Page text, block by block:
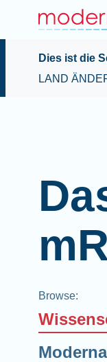
Dies ist die
LAND
Browse: